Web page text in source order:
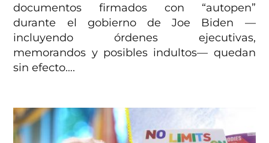
documentos firmados con “autopen”
durante el gobierno de Joe Biden —
incluyendo órdenes ejecutivas,
memorandos y posibles indultos— quedan
sin efecto….